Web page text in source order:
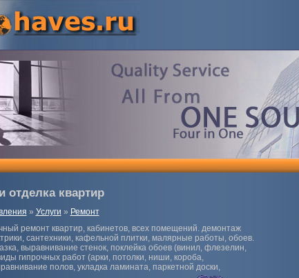
отделка квартир
» Услуги » Ремонт
ремонт квартир, кабинетов, всех помещений. демонтаж
сантехники, кафельной плитки, малярные работы, обоев.
выравнивание стенок, поклейка обоев (винил, флезелин,
гипрочных работ (арки, потолки, ниши, короба,
полов, укладка ламината, паркетной доски,